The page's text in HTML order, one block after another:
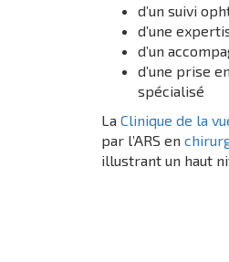
d’un suivi
d’une
d’un
d’une prise
spécialisé
La Clinique de la
par l’ARS en
illustrant un haut